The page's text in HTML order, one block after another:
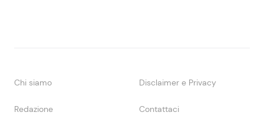
Chi siamo Disclaimer e Privacy
Redazione Contattaci